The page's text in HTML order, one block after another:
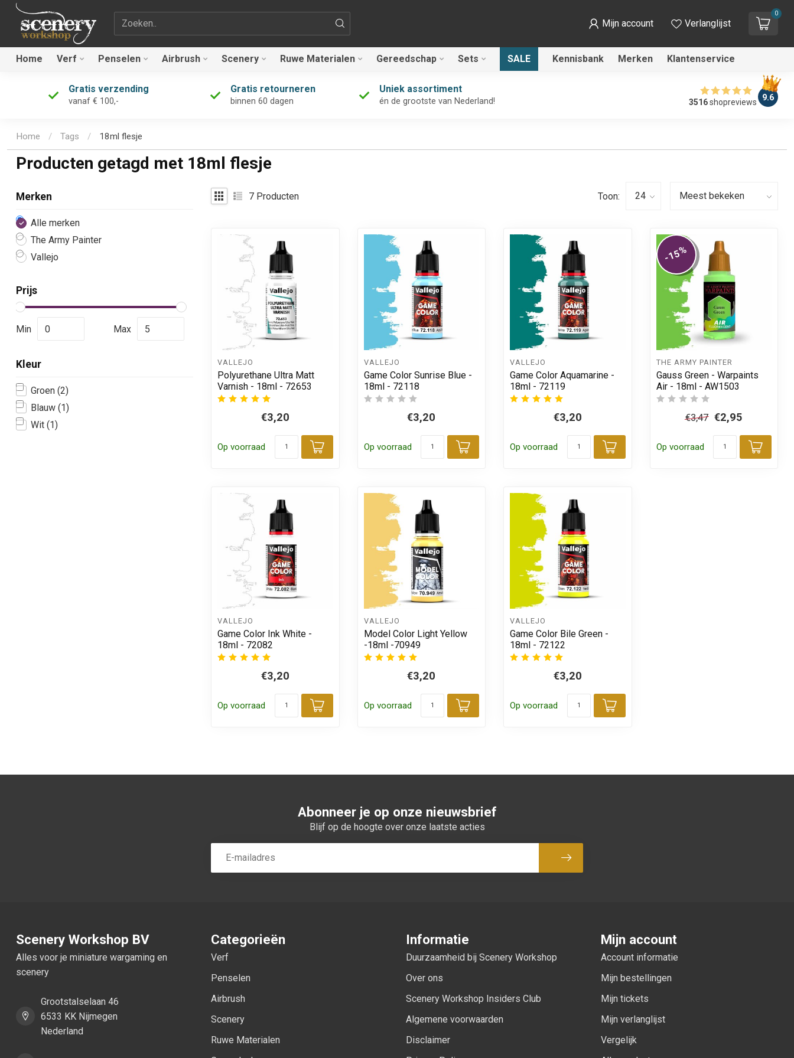
Zoekterm Mijn account Verlanglijst
0
Home Verf Penselen Airbrush Scenery Ruwe Materialen Gereedschap Sets SALE Kennisbank Merken Klantenservice
Gratis verzending
vanaf € 100,-
Gratis retourneren
binnen 60 dagen
Uniek assortiment
én de grootste van Nederland! 3516shopreviews 9.6
Home / Tags / 18ml flesje
Producten getagd met 18ml flesje
Merken
Alle merken
The Army Painter
Vallejo
Kleur
Groen (2)
Blauw (1)
Wit (1)
Prijs
Min Max
7 Producten Toon:
VALLEJO
Polyurethane Ultra Matt
Varnish - 18ml - 72653
€3,20
Op voorraad
Toevoegen aan winkelwagen
VALLEJO
Game Color Sunrise Blue -
18ml - 72118
€3,20
Op voorraad
Toevoegen aan winkelwagen
VALLEJO
Game Color Aquamarine -
18ml - 72119
€3,20
Op voorraad
Toevoegen aan winkelwagen
-15%
THE ARMY PAINTER
Gauss Green - Warpaints
Air - 18ml - AW1503
€3,47 €2,95
Op voorraad
VALLEJO
Game Color Ink White -
18ml - 72082
€3,20
Op voorraad
Toevoegen aan winkelwagen
VALLEJO
Model Color Light Yellow
-18ml -70949
€3,20
Op voorraad
Toevoegen aan winkelwagen
VALLEJO
Game Color Bile Green -
18ml - 72122
€3,20
Op voorraad
Toevoegen aan winkelwagen
Abonneer je op onze nieuwsbrief
Blijf op de hoogte over onze laatste acties
Abonneer
Scenery Workshop BV
Alles voor je miniature wargaming en
scenery
Grootstalselaan 46
6533 KK Nijmegen
Nederland
Categorieën
Verf
Penselen
Airbrush
Scenery
Ruwe Materialen
Informatie
Duurzaamheid bij Scenery Workshop
Over ons
Scenery Workshop Insiders Club
Algemene voorwaarden
Disclaimer
Mijn account
Account informatie
Mijn bestellingen
Mijn tickets
Mijn verlanglijst
Vergelijk